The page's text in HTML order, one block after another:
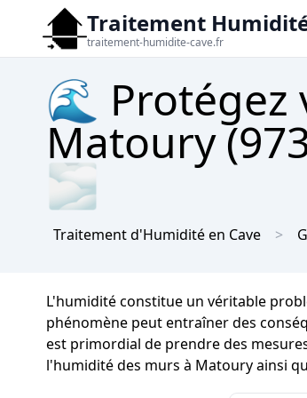
Traitement
traitement-humidite-cave.fr
🌊 Protégez
Matoury
🌫
Traitement d'Humidité en Cave
L'humidité constitue un véritable
phénomène peut entraîner des
est primordial de prendre des
l'humidité des murs à Matoury ainsi